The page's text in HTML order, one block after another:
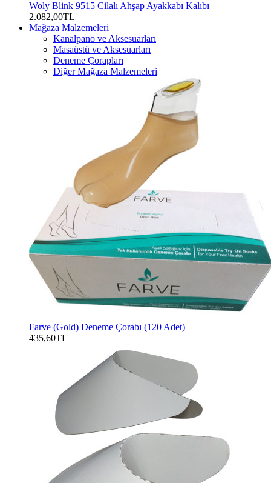
Woly Blink 9515 Cilalı Ahşap Ayakkabı Kalıbı
2.082,00TL
Mağaza Malzemeleri
Kanalpano ve Aksesuarları
Masaüstü ve Aksesuarları
Deneme Çorapları
Diğer Mağaza Malzemeleri
Farve (Gold) Deneme Çorabı (120 Adet)
435,60TL